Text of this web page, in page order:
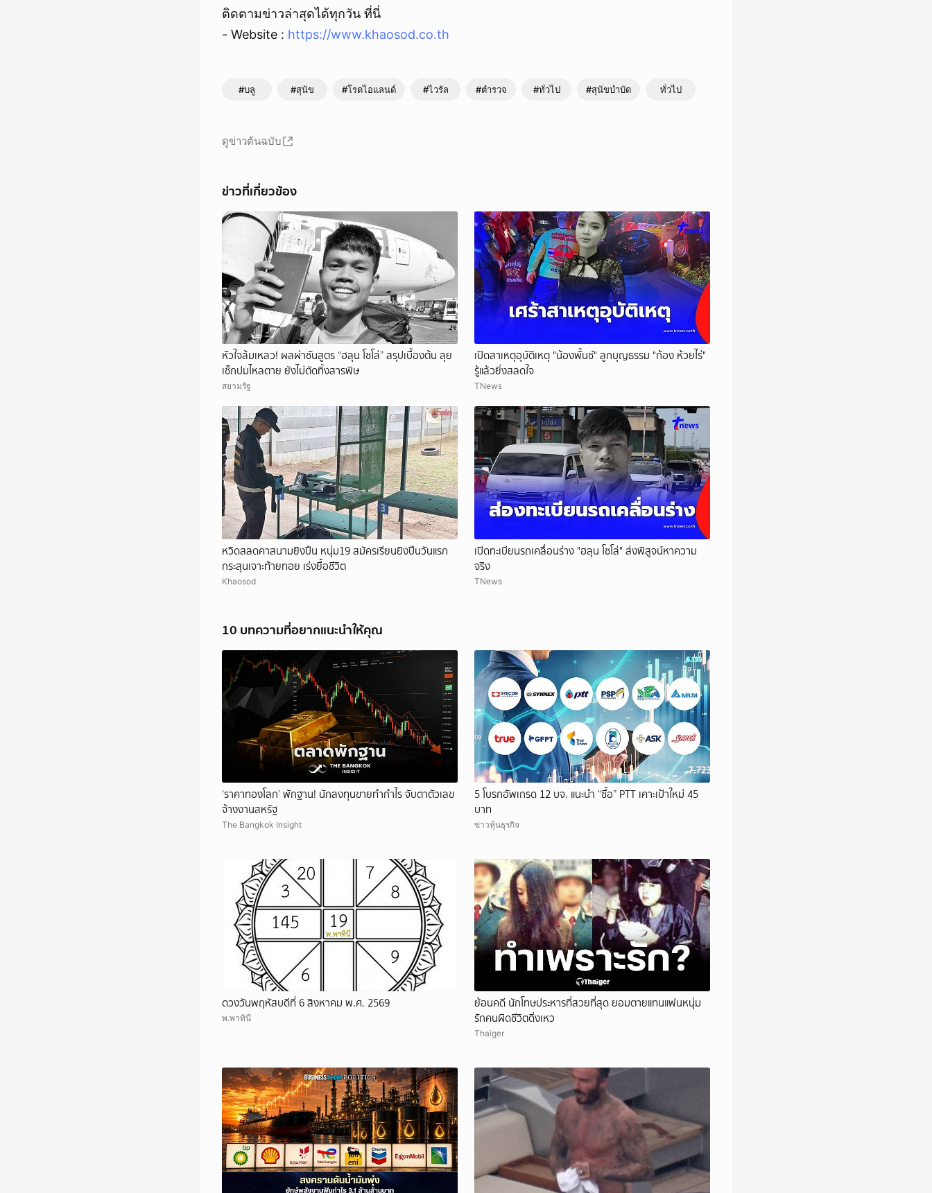
ติดตามข่าวล่าสุดได้ทุกวัน ที่นี่
- Website : https://www.khaosod.co.th
#บลู #สุนัข #โรดไอแลนด์ #ไวรัล #ตำรวจ #ทั่วไป #สุนัขบำบัด ทั่วไป
ดูข่าวต้นฉบับ
ข่าวที่เกี่ยวข้อง
หัวใจล้มเหลว! ผลผ่าชันสูตร “ฮลุน โซโล่” สรุปเบื้องต้น ลุย
เช็กปมไหลตาย ยังไม่ตัดทิ้งสารพิษ
สยามรัฐ
เปิดสาเหตุอุบัติเหตุ "น้องพั้นช์" ลูกบุญธรรม "ก้อง ห้วยไร่"
รู้แล้วยิ่งสลดใจ
TNews
หวิดสลดคาสนามยิงปืน หนุ่ม19 สมัครเรียนยิงปืนวันแรก
กระสุนเจาะท้ายทอย เร่งยื้อชีวิต
Khaosod
เปิดทะเบียนรถเคลื่อนร่าง "ฮลุน โซโล่" ส่งพิสูจน์หาความ
จริง
TNews
10 บทความที่อยากแนะนำให้คุณ
‘ราคาทองโลก’ พักฐาน! นักลงทุนขายทำกำไร จับตาตัวเลข
จ้างงานสหรัฐ
The Bangkok Insight
5 โบรกอัพเกรด 12 บจ. แนะนำ “ซื้อ” PTT เคาะเป้าใหม่ 45
บาท
ข่าวหุ้นธุรกิจ
ดวงวันพฤหัสบดีที่ 6 สิงหาคม พ.ศ. 2569
พ.พาทินี
ย้อนคดี นักโทษประหารที่สวยที่สุด ยอมตายแทนแฟนหนุ่ม
รักคนผิดชีวิตดิ่งเหว
Thaiger
ยกเลิก